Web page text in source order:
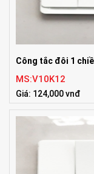
Công tắc đôi 1
MS:V10K12
Giá: 124,000 vnđ